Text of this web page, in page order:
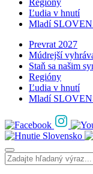
Regióny
Ľudia v hnutí
Mladí
Prevrat 2027
Múdrejší
Staň sa našim
Regióny
Ľudia v hnutí
Mladí